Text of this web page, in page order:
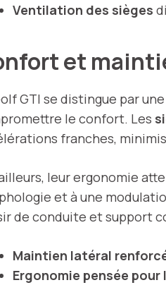
Ventilation des sièges
et
GTI se distingue par
le confort. Les
franches,
leur ergonomie
et à une
de conduite et support
Maintien latéral
Ergonomie pensée